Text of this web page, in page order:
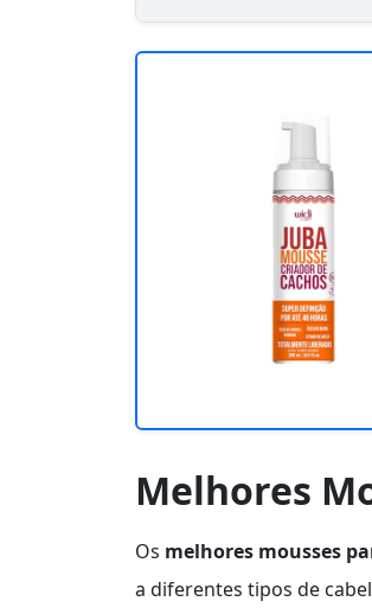
Melhores
Os melhores mousses
a diferentes tipos de